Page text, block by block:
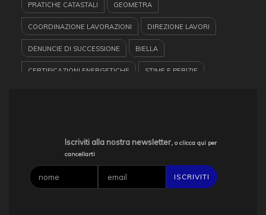
PRATICHE CATASTALI GEOMETRA
COORDINAZIONE LAVORAZIONI DIREZIONE LAVORI
DENUNCIE DI SUCCESSIONE BIELLA
CERTIFICAZIONI ENERGETICHE STIME E PERIZIE
VALORIZZAZIONE PATRIMONI IMMOBILARI
Iscriviti alla nostra newsletter, o clicca qui per
cancellarti